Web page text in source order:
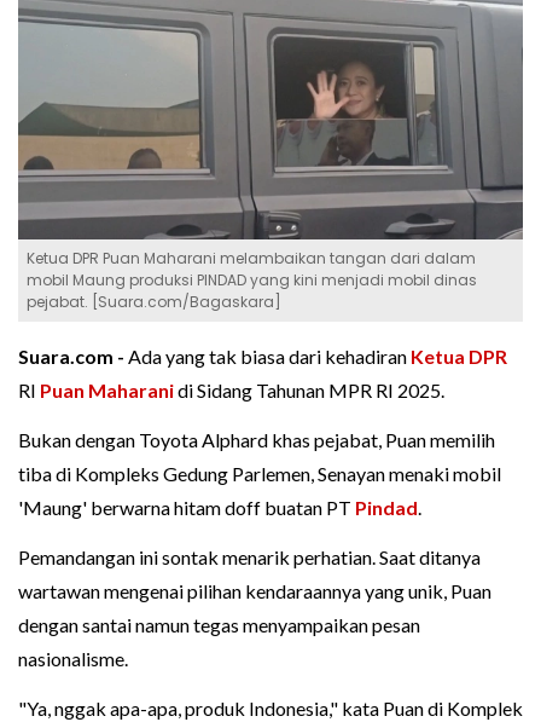
Ketua DPR Puan Maharani melambaikan tangan dari dalam
mobil Maung produksi PINDAD yang kini menjadi mobil dinas
pejabat. [Suara.com/Bagaskara]
Suara.com - Ada yang tak biasa dari kehadiran Ketua DPR
RI Puan Maharanidi Sidang Tahunan MPR RI 2025.
Bukan dengan Toyota Alphard khas pejabat, Puan memilih
tiba di Kompleks Gedung Parlemen, Senayan menaki mobil
'Maung' berwarna hitam doff buatan PT Pindad.
Pemandangan ini sontak menarik perhatian. Saat ditanya
wartawan mengenai pilihan kendaraannya yang unik, Puan
dengan santai namun tegas menyampaikan pesan
nasionalisme.
"Ya, nggak apa-apa, produk Indonesia," kata Puan di Komplek